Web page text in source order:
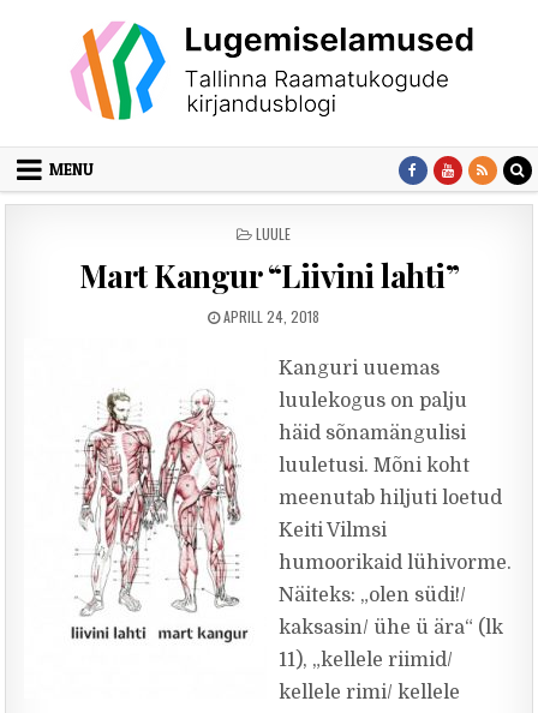
MENU
POSTED IN
LUULE
Mart Kangur “Liivini lahti”
PUBLISHED DATE:
APRILL 24, 2018
Kanguri uuemas
luulekogus on palju
häid sõnamängulisi
luuletusi. Mõni koht
meenutab hiljuti loetud
Keiti Vilmsi
humoorikaid lühivorme.
Näiteks: „olen südi!/
kaksasin/ ühe ü ära“ (lk
11), „kellele riimid/
kellele rimi/ kellele